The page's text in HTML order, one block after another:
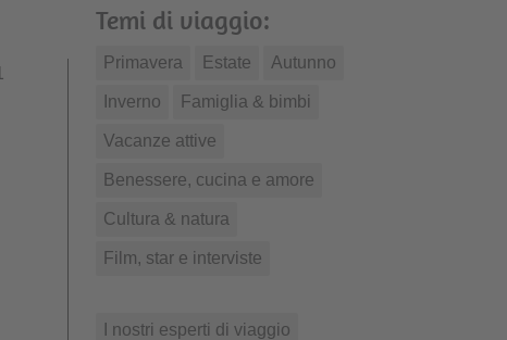
Temi di viaggio:
Primavera Estate Autunno
Inverno Famiglia & bimbi
Vacanze attive
Benessere, cucina e amore
Cultura & natura
Film, star e interviste
I nostri esperti di viaggio